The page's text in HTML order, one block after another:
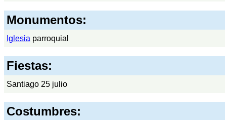
Monumentos:
Iglesia parroquial
Fiestas:
Santiago 25 julio
Costumbres: